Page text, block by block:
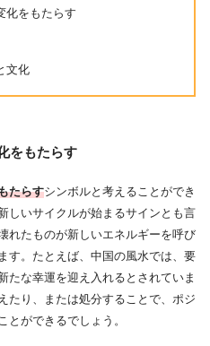
化をもたらす
文化
をもたらす
たらすシンボルと考えることができ
しいサイクルが始まるサインとも言
れたものが新しいエネルギーを呼び
す。たとえば、中国の風水では、要
たな幸運を迎え入れるとされていま
たり、または処分することで、ポジ
とができるでしょう。